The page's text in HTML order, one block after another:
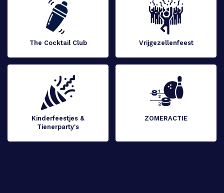
The Cocktail Club Vrijgezellenfeest
Kinderfeestjes &
Tienerparty's
ZOMERACTIE